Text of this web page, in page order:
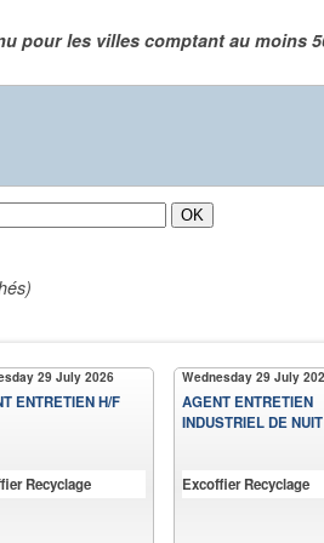
pour les villes comptant au moins
29 July 2026
ENTRETIEN H/F
Recyclage
Wednesday 29 July
AGENT ENTRETIEN
INDUSTRIEL DE
Excoffier Recyclage